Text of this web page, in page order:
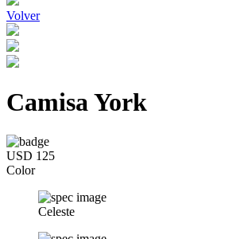
Volver
Camisa York
USD 125
Color
Celeste